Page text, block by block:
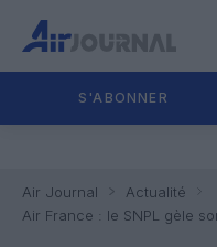
S'ABONNER
Air Journal
Actualité
Air France : le SNPL gèle